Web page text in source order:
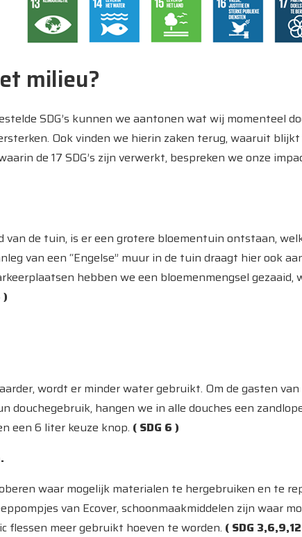
milieu?
SDG’s kunnen we aantonen wat wij momenteel
Ook vinden we hierin zaken terug, waaruit
de 17 SDG’s zijn verwerkt, bespreken we onze
van de tuin, is er een grotere bloementuin ontstaan,
van een “Engelse” muur in de tuin draagt hier ook
hebben we een bloemenmengsel gezaaid,
)
wordt er minder water gebruikt. Om de gasten van
douchegebruik, hangen we in alle douches een
een 6 liter keuze knop. ( SDG 6 )
waar mogelijk materialen te hergebruiken en te
van Ecover, schoonmaakmiddelen zijn waar
flessen meer gebruikt hoeven te worden. ( SDG